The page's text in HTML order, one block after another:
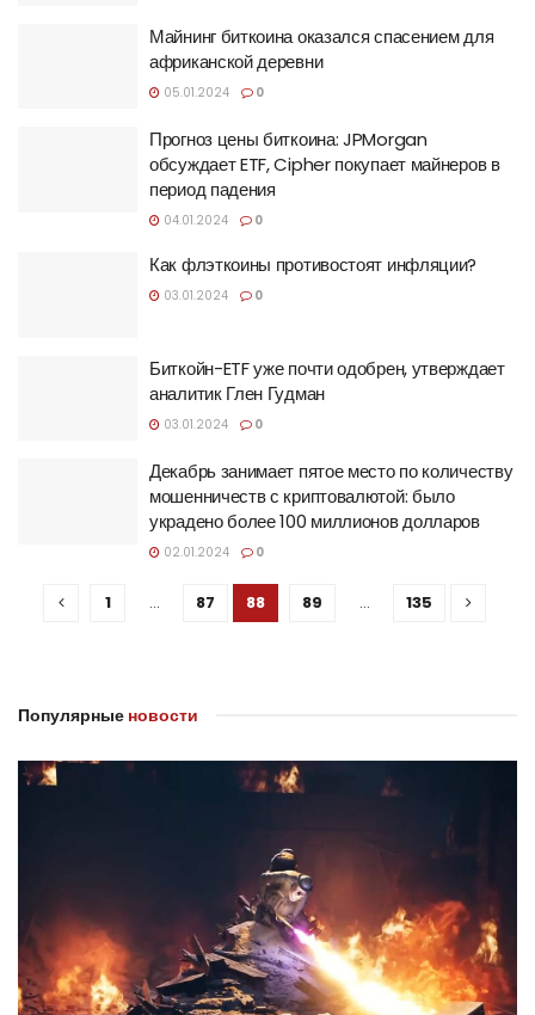
Майнинг биткоина оказался спасением для
африканской деревни
05.01.2024 0
Прогноз цены биткоина: JPMorgan
обсуждает ETF, Cipher покупает майнеров в
период падения
04.01.2024 0
Как флэткоины противостоят инфляции?
03.01.2024 0
Биткойн-ETF уже почти одобрен, утверждает
аналитик Глен Гудман
03.01.2024 0
Декабрь занимает пятое место по количеству
мошенничеств с криптовалютой: было
украдено более 100 миллионов долларов
02.01.2024 0
1 … 87 88 89 … 135
Популярные новости